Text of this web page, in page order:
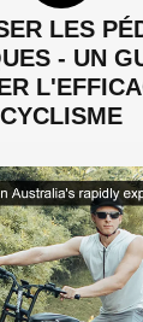
LES
- UN
CYCLISME